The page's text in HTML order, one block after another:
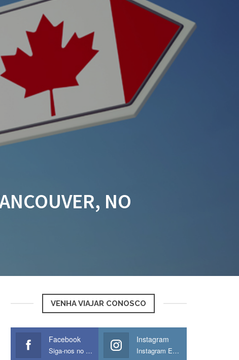
NO
VENHA VIAJAR CONOSCO
Facebook
Siga-nos no Facebook
Instagram
Instagram Europamos